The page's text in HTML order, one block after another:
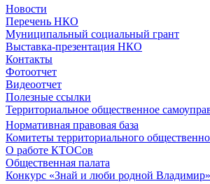
Новости
Перечень НКО
Муниципальный социальный грант
Выставка-презентация НКО
Контакты
Фотоотчет
Видеоотчет
Полезные ссылки
Территориальное общественное
Нормативная правовая база
Комитеты территориального
О работе КТОСов
Общественная палата
Конкурс «Знай и люби родной Владимир»